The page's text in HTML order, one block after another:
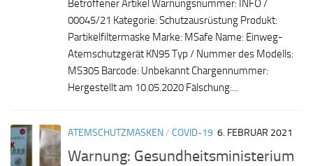
Betroffener Artikel Warnungsnummer: INFO /
00045/21 Kategorie: Schutzausrüstung Produkt:
Partikelfiltermaske Marke: MSafe Name: Einweg-
Atemschutzgerät KN95 Typ / Nummer des Modells:
MS305 Barcode: Unbekannt Chargennummer:
Hergestellt am 10.05.2020 Fälschung:...
ATEMSCHUTZMASKEN/ COVID-19 6. FEBRUAR 2021
Warnung: Gesundheitsministerium